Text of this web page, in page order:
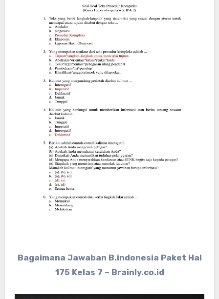
Bagaimana Jawaban B.indonesia Paket Hal
175 Kelas 7 – Brainly.co.id